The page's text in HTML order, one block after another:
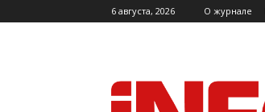
6 августа, 2026 O журнале